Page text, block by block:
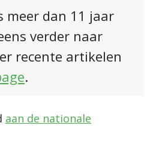
meer dan 11 jaar
verder naar
recente artikelen
.
aan de nationale